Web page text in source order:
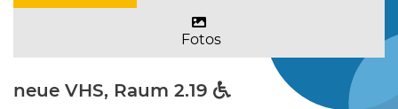
Fotos
neue VHS, Raum 2.19